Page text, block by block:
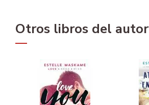
Otros libros del autor